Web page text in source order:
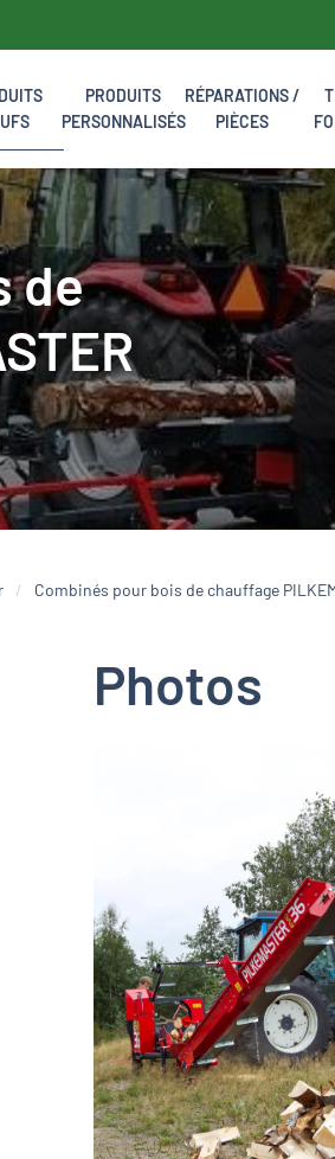
PRODUITS
PERSONNALISÉS
RÉPARATIONS /
PIÈCES
de
Combinés pour bois de chauffage
Photos
Zoom